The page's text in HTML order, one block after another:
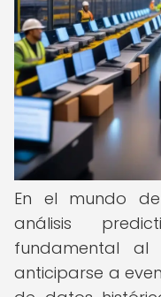
En el mundo
análisis
fundamental
anticiparse a